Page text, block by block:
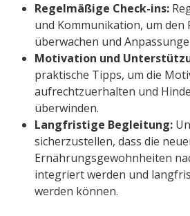
Regelmäßige Check-ins:
und Kommunikation, um den
überwachen und
Motivation und
praktische Tipps, um die
aufrechtzuerhalten und
überwinden.
Langfristige Begleitung:
sicherzustellen, dass die
Ernährungsgewohnheiten
integriert werden und
werden können.